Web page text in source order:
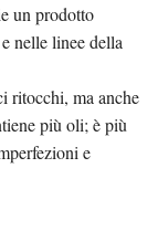
un prodotto
nelle linee della
ritocchi, ma anche
più oli; è più
e